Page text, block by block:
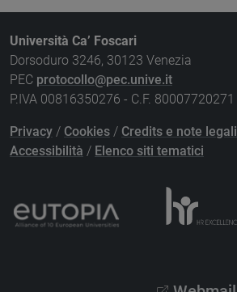
Università Ca’ Foscari
Dorsoduro 3246, 30123 Venezia
PEC protocollo@pec.unive.it
P.IVA 00816350276 - C.F. 80007720271
Privacy / Cookies / Credits e note legali
Accessibilità / Elenco siti tematici